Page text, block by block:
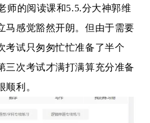
师的阅读课和5.5.分大神郭维
马感觉豁然开朗。但由于需要
考试只匆匆忙忙准备了半个
三次考试才满打满算充分准备
顺利。